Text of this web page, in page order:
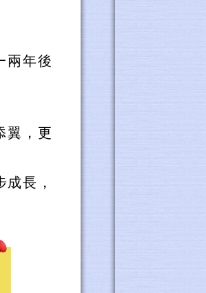
兩年後
翼，更
長，